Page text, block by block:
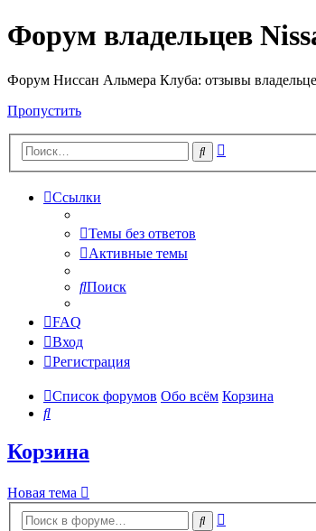
Форум владельцев
Форум Ниссан Альмера Клуба: отзывы
Пропустить
Поиск
Ссылки
Темы без ответов
Активные темы
Поиск
FAQ
Вход
Регистрация
Список форумов Обо всём Корзина
Поиск
Корзина
Новая тема
Поиск